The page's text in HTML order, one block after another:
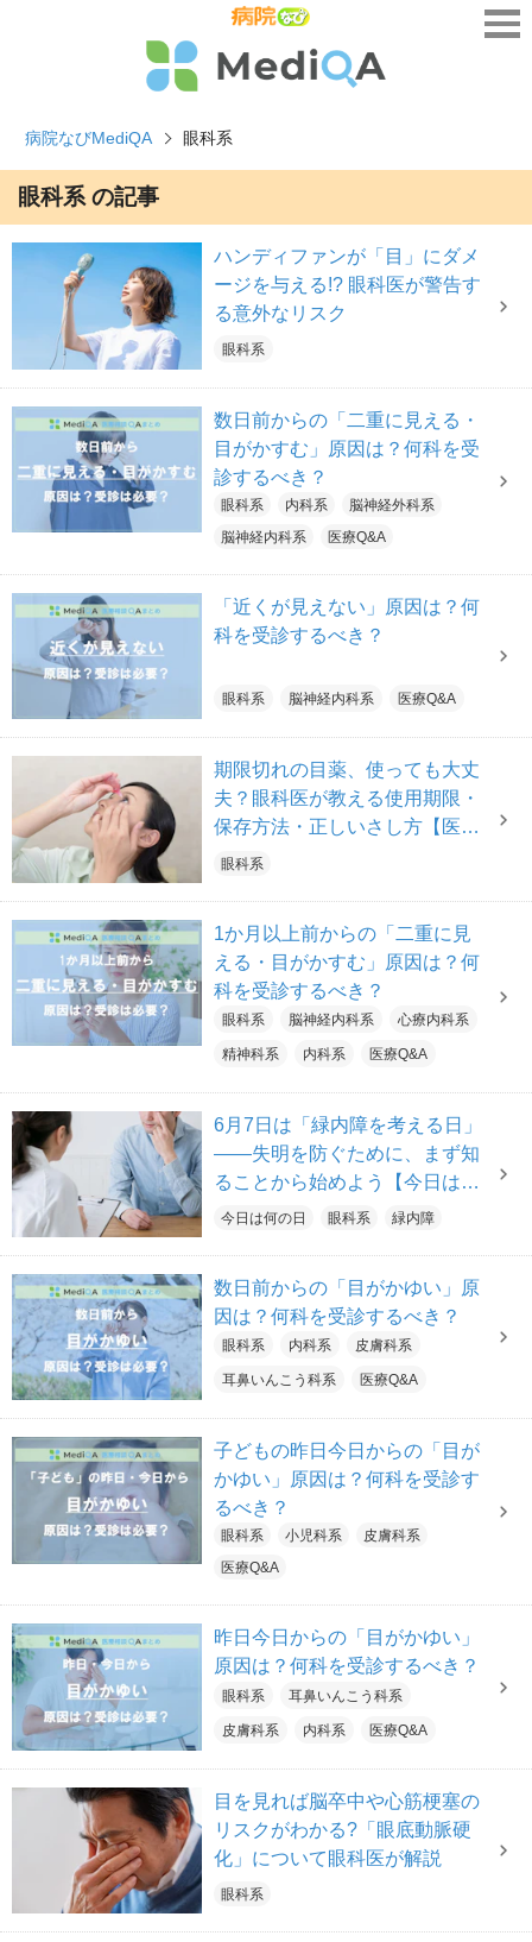
病院なびMediQA 眼科系
眼科系 の記事
ハンディファンが「目」にダメ
ージを与える!? 眼科医が警告す
る意外なリスク
眼科系
数日前からの「二重に見える・
目がかすむ」原因は？何科を受
診するべき？
眼科系 内科系
脳神経外科系
脳神経内科系
医療Q&A
「近くが見えない」原因は？何
科を受診するべき？
眼科系 脳神経内科系 医療Q&A
期限切れの目薬、使っても大丈
夫？眼科医が教える使用期限・
保存方法・正しいさし方【医師
解説】
眼科系
1か月以上前からの「二重に見
える・目がかすむ」原因は？何
科を受診するべき？
眼科系 脳神経内科系 心療内科系
精神科系 内科系 医療Q&A
6月7日は「緑内障を考える日」
――失明を防ぐために、まず知
ることから始めよう【今日は何
の日】
今日は何の日 眼科系 緑内障
数日前からの「目がかゆい」原
因は？何科を受診するべき？
眼科系 内科系 皮膚科系
耳鼻いんこう科系 医療Q&A
子どもの昨日今日からの「目が
かゆい」原因は？何科を受診す
るべき？
眼科系 小児科系
皮膚科系
医療Q&A
昨日今日からの「目がかゆい」
原因は？何科を受診するべき？
眼科系 耳鼻いんこう科系
皮膚科系 内科系 医療Q&A
目を見れば脳卒中や心筋梗塞の
リスクがわかる?「眼底動脈硬
化」について眼科医が解説
眼科系